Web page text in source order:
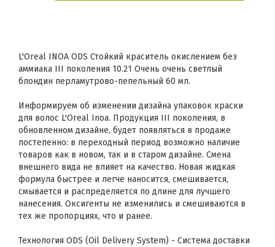
L'Oreal INOA ODS Стойкий краситель окислением без
аммиака III поколения 10.21 Очень очень светлый
блондин перламутрово-пепельный 60 мл.
Информируем об изменении дизайна упаковок краски
для волос L'Oreal Inoa. Продукция III поколения, в
обновленном дизайне, будет появляться в продаже
постепенно: в переходный период возможно наличие
товаров как в новом, так и в старом дизайне. Смена
внешнего вида не влияет на качество. Новая жидкая
формула быстрее и легче наносится, смешивается,
смывается и распределяется по длине для лучшего
нанесения. Оксигенты не изменились и смешиваются в
тех же пропорциях, что и ранее.
Технология ODS (Oil Delivery System) - Система доставки